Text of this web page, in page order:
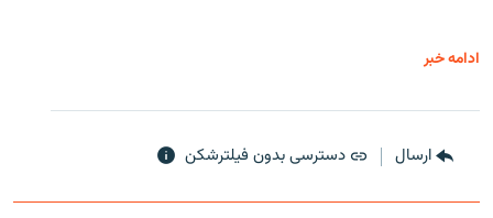
ادامه خبر
ارسال دسترسی بدون فیلترشکن